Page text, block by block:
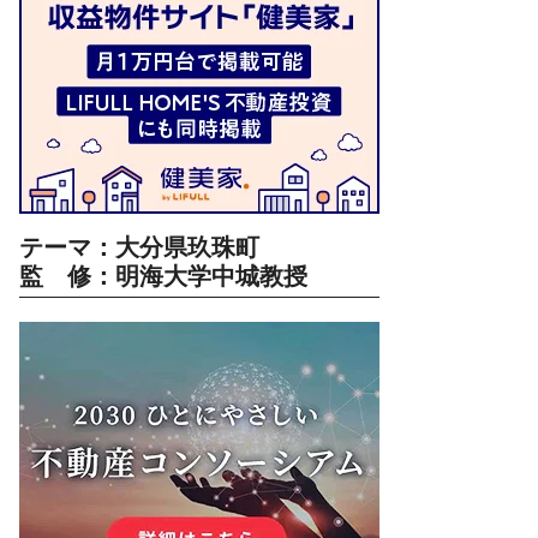
テーマ：大分県玖珠町
監 修：明海大学中城教授